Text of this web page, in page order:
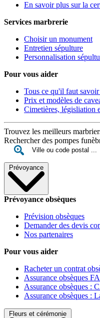
En savoir plus sur la
Services marbrerie
Choisir un monument
Entretien sépulture
Personnalisation
Pour vous aider
Tous ce qu'il faut
Prix et modèles de
Cimetières, législiation
Trouvez les meilleurs
Rechercher des pompes
Prévoyance
Prévoyance obsèques
Prévision obsèques
Demander des devis
Nos partenaires
Pour vous aider
Racheter un contrat
Assurance obsèques
Assurance obsèques :
Assurance obsèques :
Fleurs et cérémonie